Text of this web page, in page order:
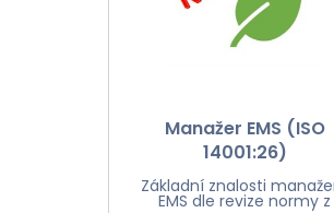
Manažer EMS (ISO
14001:26)
Základní znalosti
EMS dle revize normy z